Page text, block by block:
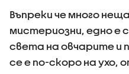
Въпреки че много
мистериозни, едно е
света на овчарите и
се е по-скоро на ухо,